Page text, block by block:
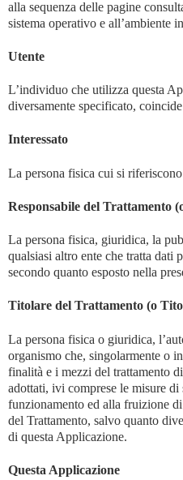
alla sequenza delle pagine
sistema operativo e all’ambiente
Utente
L’individuo che utilizza questa
diversamente specificato,
Interessato
La persona fisica cui si
Responsabile del Trattamento
La persona fisica, giuridica, la
qualsiasi altro ente che tratta dati
secondo quanto esposto nella
Titolare del Trattamento (o
La persona fisica o giuridica,
organismo che, singolarmente o
finalità e i mezzi del trattamento
adottati, ivi comprese le misure di
funzionamento ed alla fruizione
del Trattamento, salvo quanto
di questa Applicazione.
Questa Applicazione